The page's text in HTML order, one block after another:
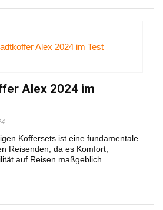
Alex 2024 im
Koffersets ist eine fundamentale
Reisenden, da es Komfort,
auf Reisen maßgeblich